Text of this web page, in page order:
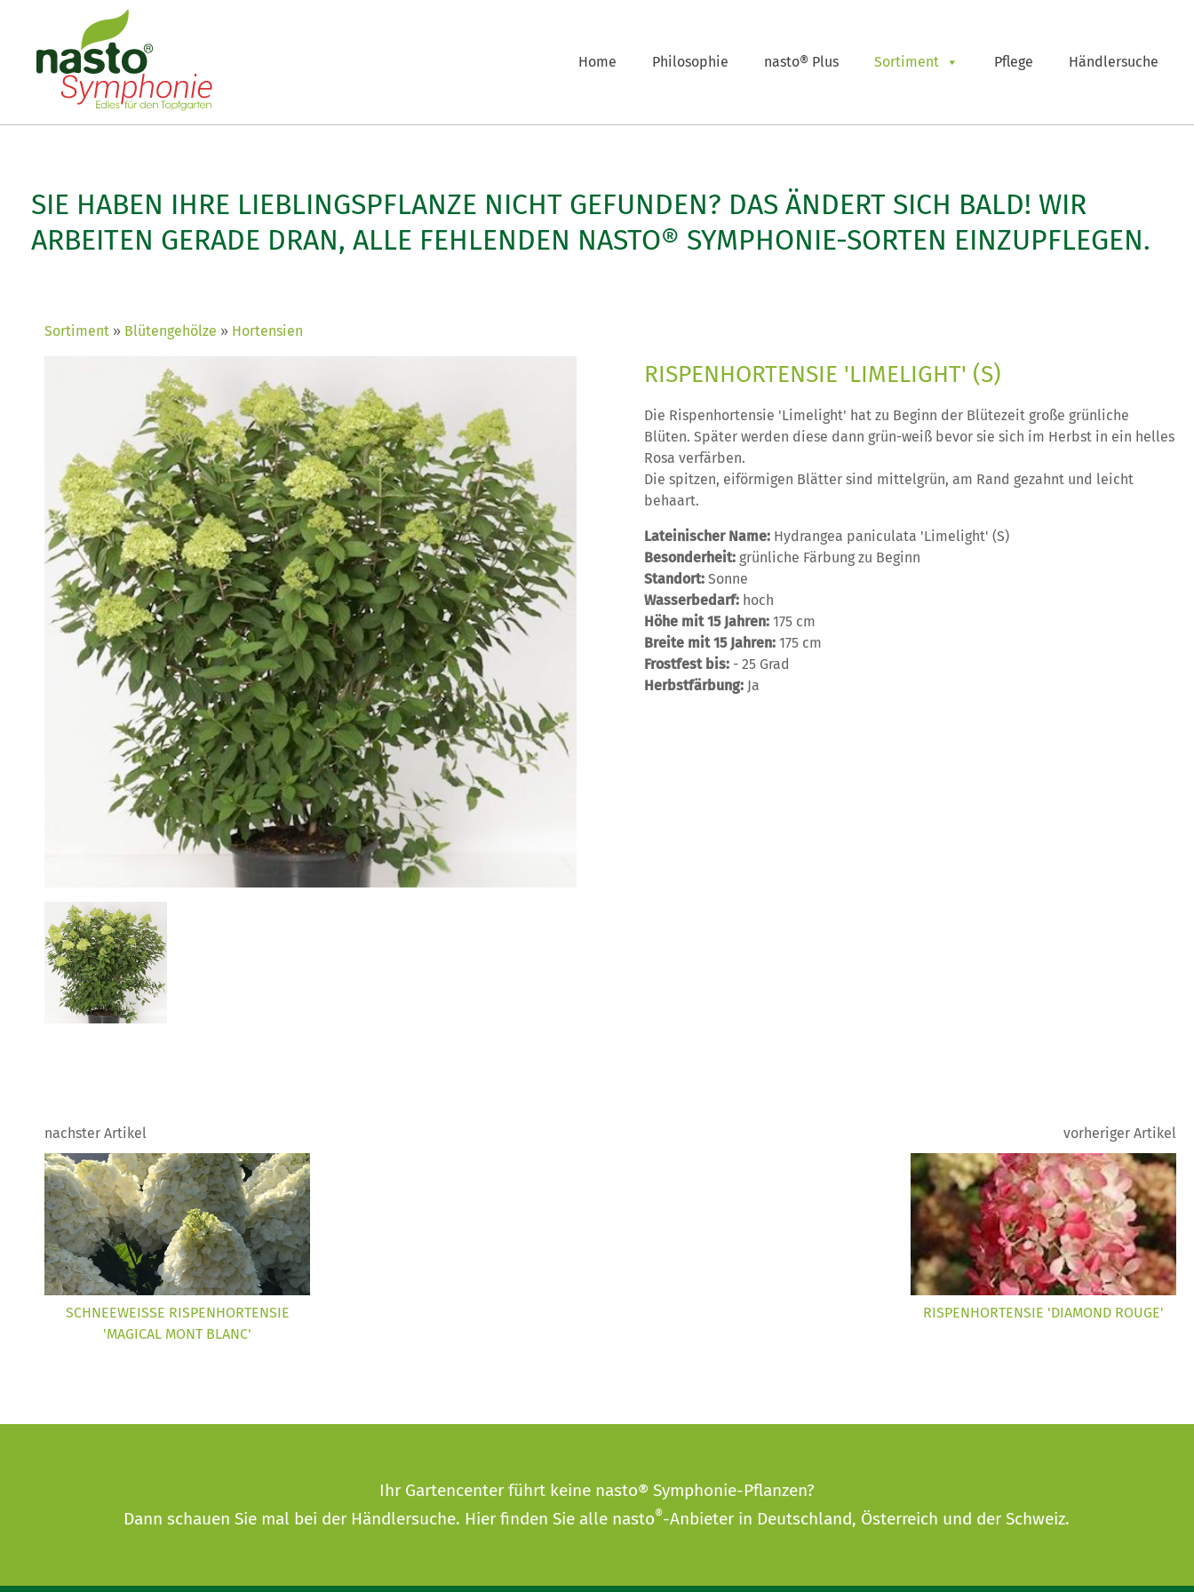
Home Philosophie nasto® Plus Sortiment Pflege Händlersuche
SIE HABEN IHRE LIEBLINGSPFLANZE NICHT GEFUNDEN? DAS ÄNDERT SICH BALD! WIR
ARBEITEN GERADE DRAN, ALLE FEHLENDEN NASTO® SYMPHONIE-SORTEN EINZUPFLEGEN.
Sortiment Blütengehölze Hortensien
RISPENHORTENSIE 'LIMELIGHT' (S)
Die Rispenhortensie 'Limelight' hat zu Beginn der Blütezeit große grünliche
Blüten. Später werden diese dann grün-weiß bevor sie sich im Herbst in ein helles
Rosa verfärben.
Die spitzen, eiförmigen Blätter sind mittelgrün, am Rand gezahnt und leicht
behaart.
Lateinischer Name: Hydrangea paniculata 'Limelight' (S)
Besonderheit:grünliche Färbung zu Beginn
Standort:Sonne
Wasserbedarf: hoch
Höhe mit 15 Jahren:175 cm
Breite mit 15 Jahren:175 cm
Frostfest bis: - 25 Grad
Herbstfärbung: Ja
nachster Artikel
SCHNEEWEISSE RISPENHORTENSIE '
MAGICAL MONT BLANC'
vorheriger Artikel
RISPENHORTENSIE 'DIAMOND ROUGE'
Ihr Gartencenter führt keine nasto® Symphonie-Pflanzen?
Dann schauen Sie mal bei der Händlersuche. Hier finden Sie alle nasto®-Anbieter in Deutschland, Österreich und der Schweiz.